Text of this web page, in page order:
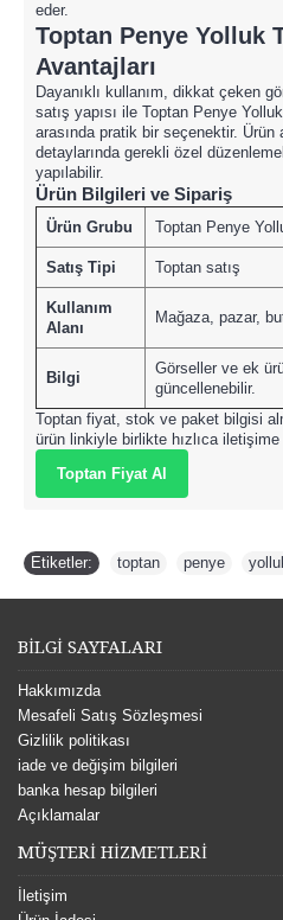
eder.
Toptan Penye Yolluk
Avantajları
Dayanıklı kullanım, dikkat çeken
satış yapısı ile Toptan Penye
arasında pratik bir seçenektir. Ürün
detaylarında gerekli özel
yapılabilir.
Ürün Bilgileri ve Sipariş
Ürün Grubu Toptan Penye
Satış Tipi Toptan satış
Kullanım
Alanı
Mağaza, pazar,
Bilgi
Görseller ve ek
güncellenebilir.
Toptan fiyat, stok ve paket bilgisi
ürün linkiyle birlikte hızlıca
Toptan Fiyat Al
Etiketler: toptan penye
BİLGİ SAYFALARI
Hakkımızda
Mesafeli Satış Sözleşmesi
Gizlilik politikası
iade ve değişim bilgileri
banka hesap bilgileri
Açıklamalar
MÜŞTERİ HİZMETLERİ
İletişim